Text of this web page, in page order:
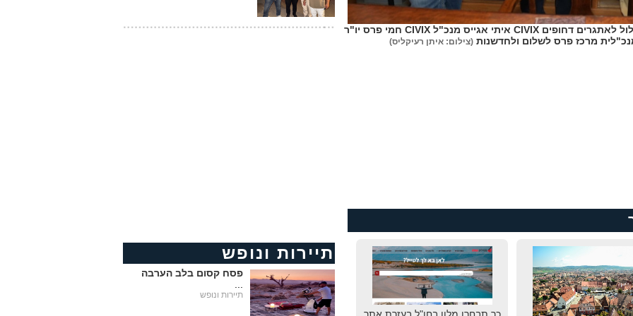
בתמונה מימין לשמאל: רועי ביגר, מנהל המסלול לאתגרים דחופים CIVIX איתי אגייס מנכ"ל CIVIX חמי פרס יו"ר
מרכז פרס לשלום ולחדשנות (צילום: איתן רעיקליס)
תיירות ונופש
פסח קסום בלב הערבה
תיירות ונופש